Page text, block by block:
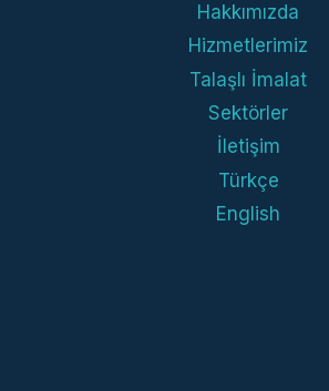
Hakkımızda
Hizmetlerimiz
Talaşlı İmalat
Sektörler
İletişim
Türkçe
English